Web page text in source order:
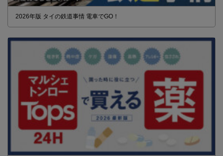
2026年版 タイの鉄道事情 電車でGO！